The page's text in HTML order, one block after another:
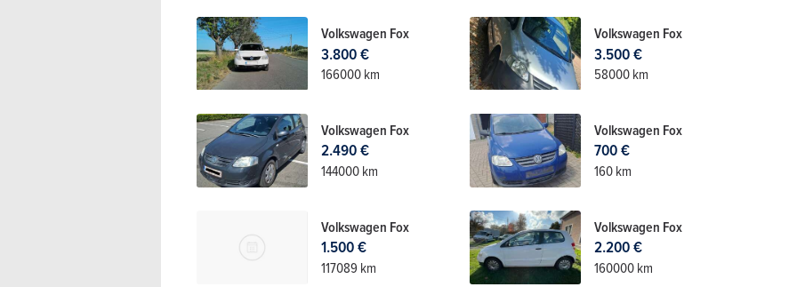
Volkswagen Fox
3.800 €
166000 km
Volkswagen Fox
3.500 €
58000 km
Volkswagen Fox
2.490 €
144000 km
Volkswagen Fox
700 €
160 km
Volkswagen Fox
1.500 €
117089 km
Volkswagen Fox
2.200 €
160000 km